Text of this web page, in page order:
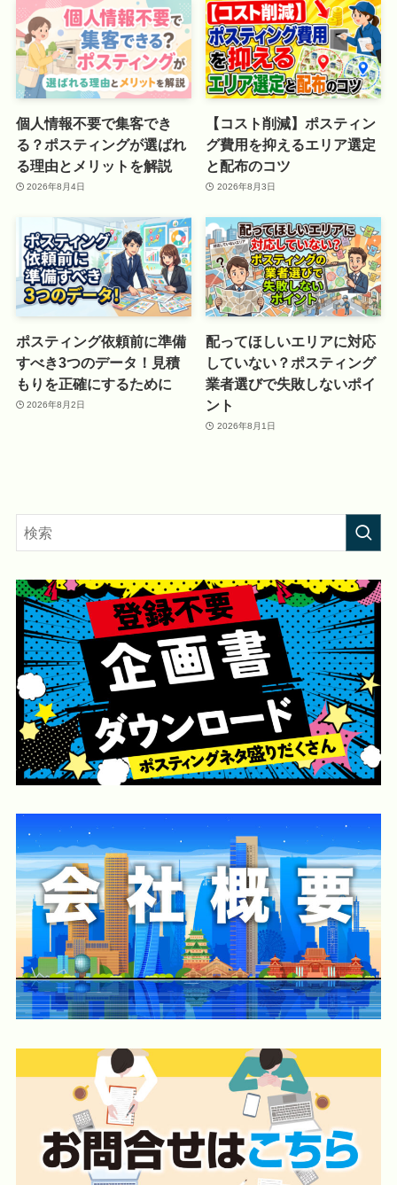
個人情報不要で集客でき
る？ポスティングが選ばれ
る理由とメリットを解説
2026年8月4日
【コスト削減】ポスティン
グ費用を抑えるエリア選定
と配布のコツ
2026年8月3日
ポスティング依頼前に準備
すべき3つのデータ！見積
もりを正確にするために
2026年8月2日
配ってほしいエリアに対応
していない？ポスティング
業者選びで失敗しないポイ
ント
2026年8月1日